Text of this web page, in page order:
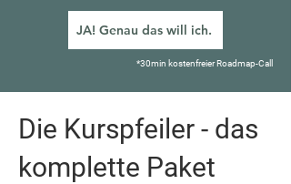
JA! Genau das will ich.
*30min kostenfreier Roadmap-Call
Die Kurspfeiler - das
komplette Paket